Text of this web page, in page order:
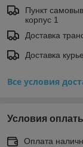
Пункт
корпус 1
Доставка
Доставка
Все условия
Условия
Оплата